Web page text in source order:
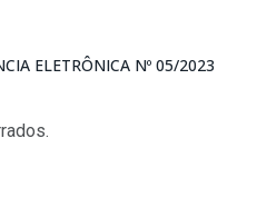
ELETRÔNICA Nº 05/2023